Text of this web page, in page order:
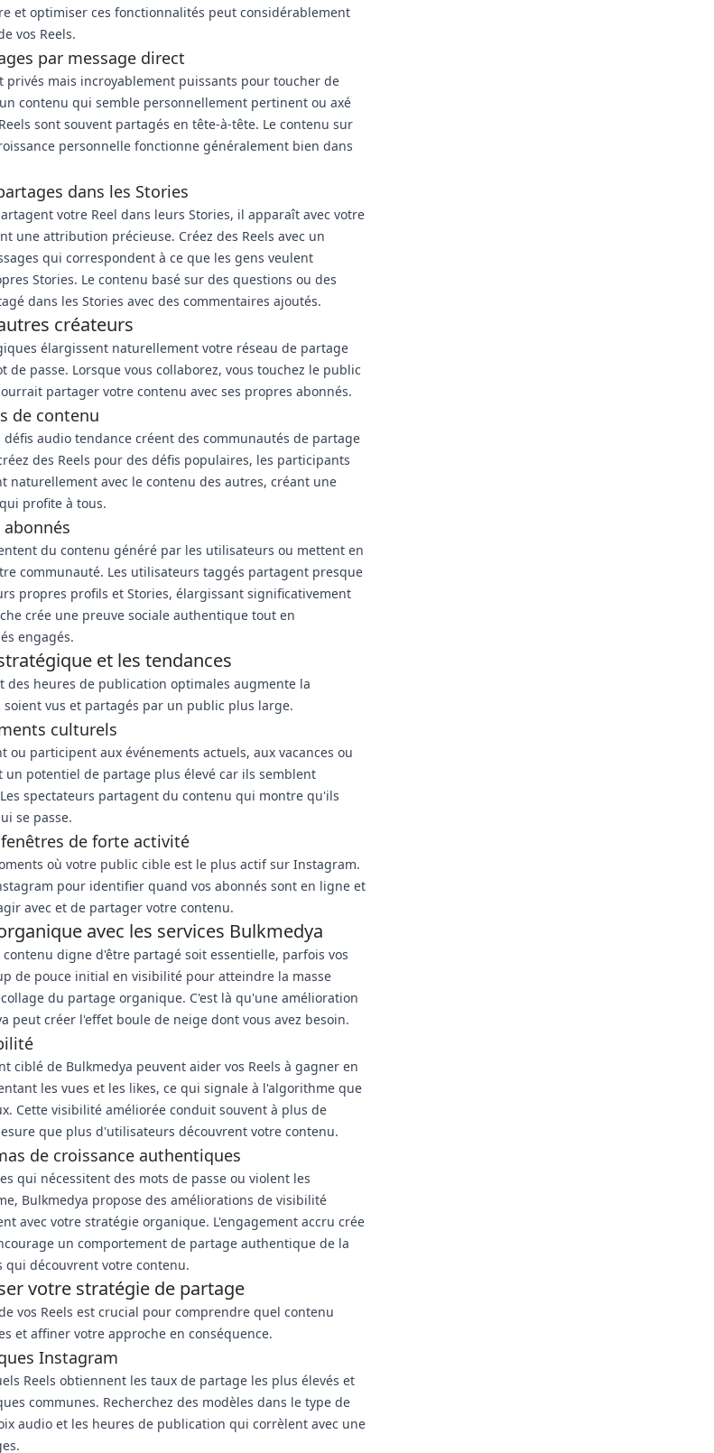
et optimiser ces fonctionnalités peut considérablement
vos Reels.
par message direct
privés mais incroyablement puissants pour toucher de
contenu qui semble personnellement pertinent ou axé
sont souvent partagés en tête-à-tête. Le contenu sur
personnelle fonctionne généralement bien dans
dans les Stories
votre Reel dans leurs Stories, il apparaît avec votre
une attribution précieuse. Créez des Reels avec un
qui correspondent à ce que les gens veulent
Stories. Le contenu basé sur des questions ou des
dans les Stories avec des commentaires ajoutés.
créateurs
élargissent naturellement votre réseau de partage
de passe. Lorsque vous collaborez, vous touchez le public
partager votre contenu avec ses propres abonnés.
de contenu
défis audio tendance créent des communautés de partage
des Reels pour des défis populaires, les participants
naturellement avec le contenu des autres, créant une
profite à tous.
du contenu généré par les utilisateurs ou mettent en
communauté. Les utilisateurs taggés partagent presque
propres profils et Stories, élargissant significativement
crée une preuve sociale authentique tout en
engagés.
et les tendances
des heures de publication optimales augmente la
soient vus et partagés par un public plus large.
culturels
ou participent aux événements actuels, aux vacances ou
un potentiel de partage plus élevé car ils semblent
spectateurs partagent du contenu qui montre qu'ils
se passe.
de forte activité
où votre public cible est le plus actif sur Instagram.
pour identifier quand vos abonnés sont en ligne et
avec et de partager votre contenu.
avec les services Bulkmedya
digne d'être partagé soit essentielle, parfois vos
de pouce initial en visibilité pour atteindre la masse
du partage organique. C'est là qu'une amélioration
peut créer l'effet boule de neige dont vous avez besoin.
ciblé de Bulkmedya peuvent aider vos Reels à gagner en
les vues et les likes, ce qui signale à l'algorithme que
Cette visibilité améliorée conduit souvent à plus de
que plus d'utilisateurs découvrent votre contenu.
de croissance authentiques
qui nécessitent des mots de passe ou violent les
Bulkmedya propose des améliorations de visibilité
avec votre stratégie organique. L'engagement accru crée
un comportement de partage authentique de la
découvrent votre contenu.
votre stratégie de partage
vos Reels est crucial pour comprendre quel contenu
et affiner votre approche en conséquence.
Instagram
Reels obtiennent les taux de partage les plus élevés et
communes. Recherchez des modèles dans le type de
audio et les heures de publication qui corrèlent avec une